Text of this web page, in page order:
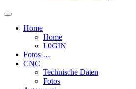
Toggle
search
field
Home
Home
L​0​​GIN
Fotos …
CNC
Technische Daten
Fotos